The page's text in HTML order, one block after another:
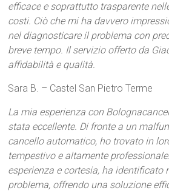
efficace e soprattutto trasparente
costi. Ciò che mi ha davvero
nel diagnosticare il problema con
breve tempo. Il servizio offerto da
affidabilità e qualità.
Sara B. – Castel San Pietro Terme
La mia esperienza con
stata eccellente. Di fronte a un
cancello automatico, ho trovato in
tempestivo e altamente
esperienza e cortesia, ha identificato
problema, offrendo una soluzione